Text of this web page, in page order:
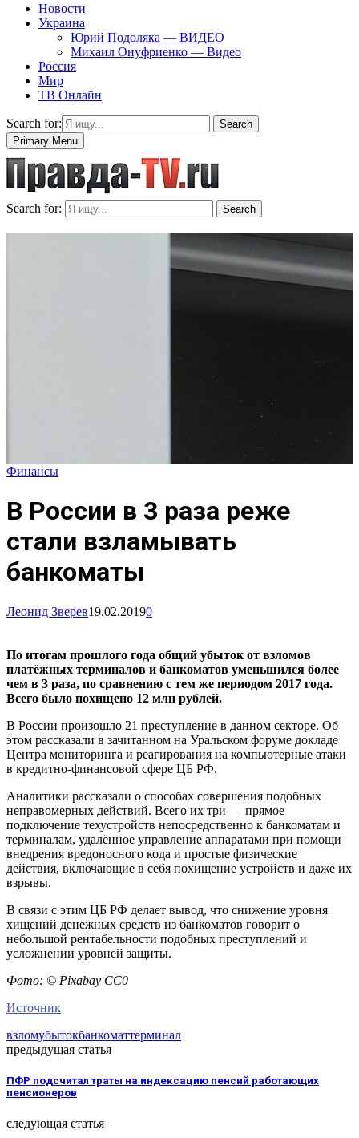
Новости
Украина
Юрий Подоляка — ВИДЕО
Михаил Онуфриенко — Видео
Россия
Мир
ТВ Онлайн
Search for:
Search
Primary Menu
Search for: Search
Финансы
В России в 3 раза реже
стали взламывать
банкоматы
Леонид Зверев19.02.20190
По итогам прошлого года общий убыток от взломов
платёжных терминалов и банкоматов уменьшился более
чем в 3 раза, по сравнению с тем же периодом 2017 года.
Всего было похищено 12 млн рублей.
В России произошло 21 преступление в данном секторе. Об
этом рассказали в зачитанном на Уральском форуме докладе
Центра мониторинга и реагирования на компьютерные атаки
в кредитно-финансовой сфере ЦБ РФ.
Аналитики рассказали о способах совершения подобных
неправомерных действий. Всего их три — прямое
подключение техустройств непосредственно к банкоматам и
терминалам, удалённое управление аппаратами при помощи
внедрения вредоносного кода и простые физические
действия, включающие в себя похищение устройств и даже их
взрывы.
В связи с этим ЦБ РФ делает вывод, что снижение уровня
хищений денежных средств из банкоматов говорит о
небольшой рентабельности подобных преступлений и
усложнении уровней защиты.
Фото: © Pixabay СС0
Источник
взломубытокбанкоматтерминал
предыдущая статья
ПФР подсчитал траты на индексацию пенсий работающих
пенсионеров
следующая статья